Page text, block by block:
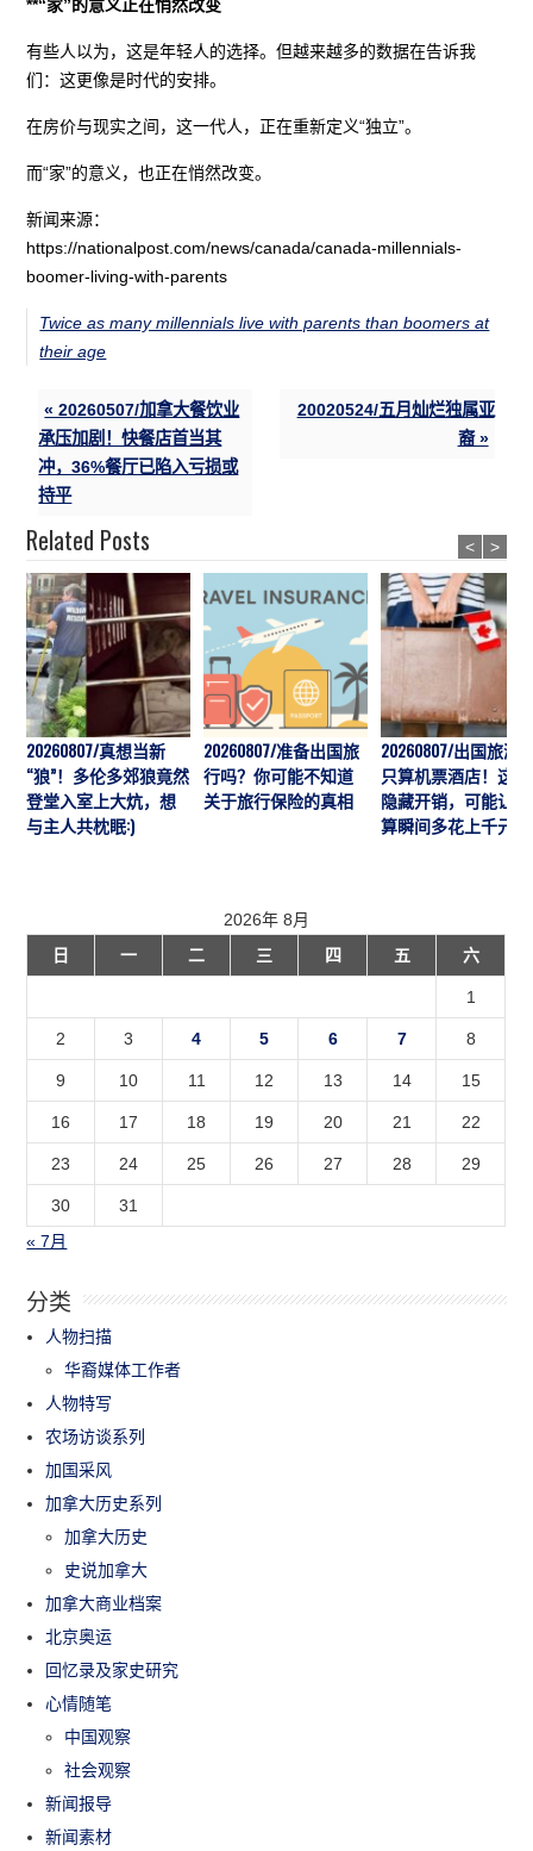
**“家”的意义正在悄然改变
有些人以为，这是年轻人的选择。但越来越多的数据在告诉我
们：这更像是时代的安排。
在房价与现实之间，这一代人，正在重新定义“独立”。
而“家”的意义，也正在悄然改变。
新闻来源：
https://nationalpost.com/news/canada/canada-millennials-
boomer-living-with-parents
Twice as many millennials live with parents than boomers at
their age
« 20260507/加拿大餐饮业
承压加剧！快餐店首当其
冲，36%餐厅已陷入亏损或
持平
20020524/五月灿烂独属亚
裔 »
Related Posts
20260807/真想当新
“狼”！多伦多郊狼竟然
登堂入室上大炕，想
与主人共枕眠:)
20260807/准备出国旅
行吗？你可能不知道
关于旅行保险的真相
20260807/出国旅游
只算机票酒店！这7
隐藏开销，可能让预
算瞬间多花上千元
< >
2026年 8月
日
一 二 三 四 五 六
1
2 3 4 5 6 7 8
9 10 11 12 13 14 15
16 17 18 19 20 21 22
23 24 25 26 27 28 29
30
31
« 7月
分类
人物扫描
华裔媒体工作者
人物特写
农场访谈系列
加国采风
加拿大历史系列
加拿大历史
史说加拿大
加拿大商业档案
北京奥运
回忆录及家史研究
心情随笔
中国观察
社会观察
新闻报导
新闻素材